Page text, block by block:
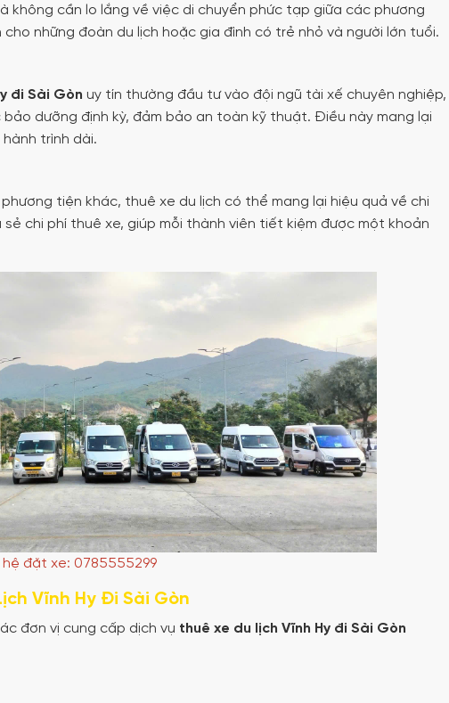
không cần lo lắng về việc di chuyển phức tạp giữa các phương
những đoàn du lịch hoặc gia đình có trẻ nhỏ và người lớn tuổi.
đi Sài Gòn uy tín thường đầu tư vào đội ngũ tài xế chuyên nghiệp,
bảo dưỡng định kỳ, đảm bảo an toàn kỹ thuật. Điều này mang lại
trình dài.
tiện khác, thuê xe du lịch có thể mang lại hiệu quả về chi
chi phí thuê xe, giúp mỗi thành viên tiết kiệm được một khoản
hệ đặt xe: 0785555299
Vĩnh Hy Đi Sài Gòn
đơn vị cung cấp dịch vụ thuê xe du lịch Vĩnh Hy đi Sài Gòn